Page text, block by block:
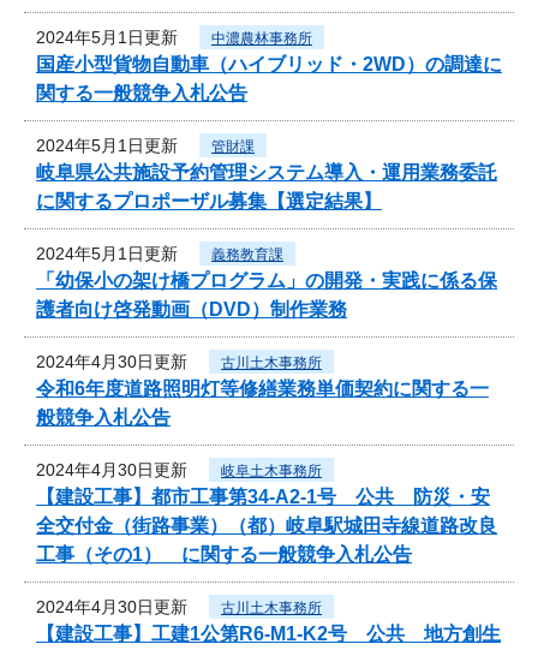
2024年5月1日更新 中濃農林事務所
国産小型貨物自動車（ハイブリッド・2WD）の調達に
関する一般競争入札公告
2024年5月1日更新 管財課
岐阜県公共施設予約管理システム導入・運用業務委託
に関するプロポーザル募集【選定結果】
2024年5月1日更新 義務教育課
「幼保小の架け橋プログラム」の開発・実践に係る保
護者向け啓発動画（DVD）制作業務
2024年4月30日更新 古川土木事務所
令和6年度道路照明灯等修繕業務単価契約に関する一
般競争入札公告
2024年4月30日更新 岐阜土木事務所
【建設工事】都市工事第34-A2-1号 公共 防災・安
全交付金（街路事業）（都）岐阜駅城田寺線道路改良
工事（その1） に関する一般競争入札公告
2024年4月30日更新 古川土木事務所
【建設工事】工建1公第R6-M1-K2号 公共 地方創生